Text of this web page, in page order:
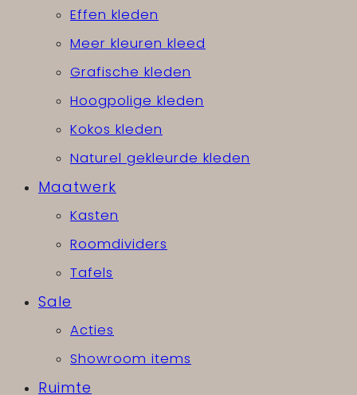
Effen kleden
Meer kleuren kleed
Grafische kleden
Hoogpolige kleden
Kokos kleden
Naturel gekleurde kleden
Maatwerk
Kasten
Roomdividers
Tafels
Sale
Acties
Showroom items
Ruimte